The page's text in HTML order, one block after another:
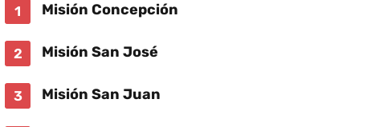
Misión Concepción
Misión San José
Misión San Juan